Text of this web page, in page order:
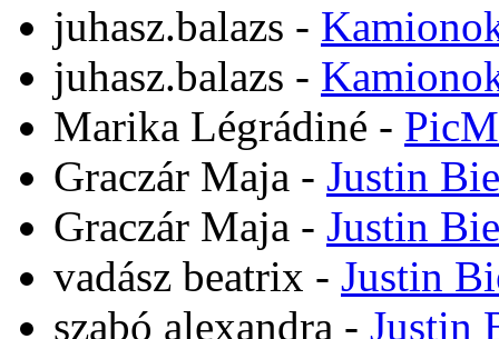
juhasz.balazs -
juhasz.balazs -
Marika Légrádiné -
Graczár Maja - Justin
Graczár Maja - Justin
vadász beatrix - Justin
szabó alexandra - Justin